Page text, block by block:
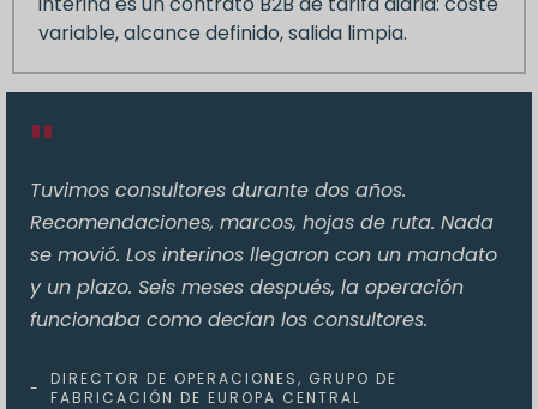
variable, alcance definido, salida limpia.
"
Tuvimos consultores durante dos años.
Recomendaciones, marcos, hojas de ruta. Nada
se movió. Los interinos llegaron con un mandato
y un plazo. Seis meses después, la operación
funcionaba como decían los consultores.
-
DIRECTOR DE OPERACIONES, GRUPO DE
FABRICACIÓN DE EUROPA CENTRAL